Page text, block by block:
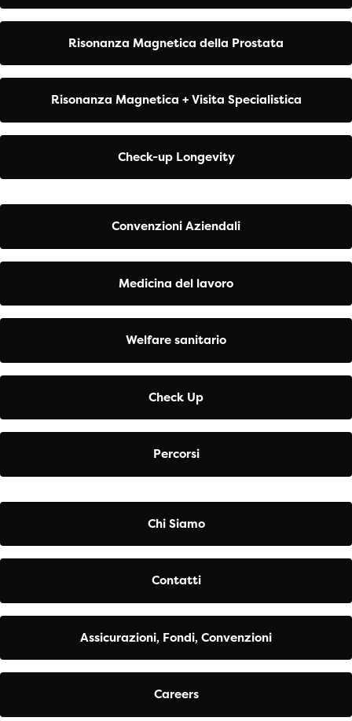
Risonanza Magnetica della Prostata
Risonanza Magnetica + Visita Specialistica
Check-up Longevity
Convenzioni Aziendali
Medicina del lavoro
Welfare sanitario
Check Up
Percorsi
Chi Siamo
Contatti
Assicurazioni, Fondi, Convenzioni
Careers